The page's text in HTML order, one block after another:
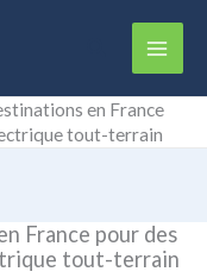
Rechercher
en France
tout-terrain
France pour des
tout-terrain